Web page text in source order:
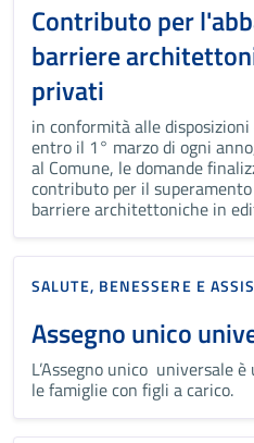
Contributo per
barriere
privati
in conformità alle
entro il 1° marzo di ogni
al Comune, le domande
contributo per il
barriere architettoniche in
SALUTE, BENESSERE E
Assegno unico
L’Assegno unico universale
le famiglie con figli a carico.